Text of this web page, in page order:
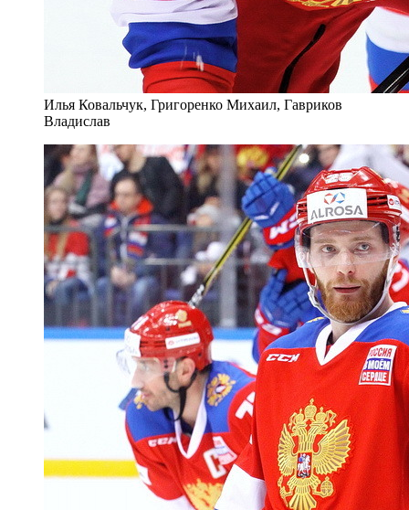
Илья Ковальчук, Григоренко Михаил, Гавриков
Владислав